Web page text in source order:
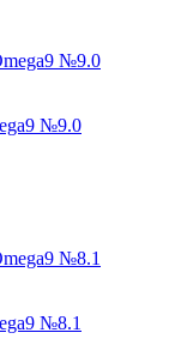
№9.0
№8.1